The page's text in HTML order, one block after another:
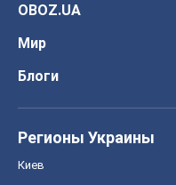
OBOZ.UA
Мир
Блоги
Регионы Украины
Киев